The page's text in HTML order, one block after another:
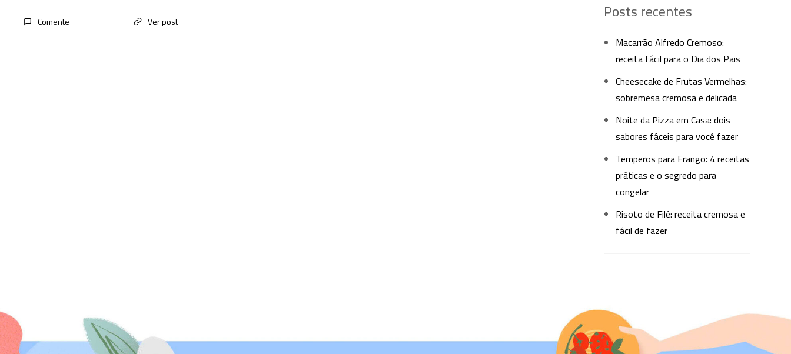
Comente Ver post Posts recentes
Macarrão Alfredo Cremoso:
receita fácil para o Dia dos Pais
Cheesecake de Frutas Vermelhas:
sobremesa cremosa e delicada
Noite da Pizza em Casa: dois
sabores fáceis para você fazer
Temperos para Frango: 4 receitas
práticas e o segredo para
congelar
Risoto de Filé: receita cremosa e
fácil de fazer